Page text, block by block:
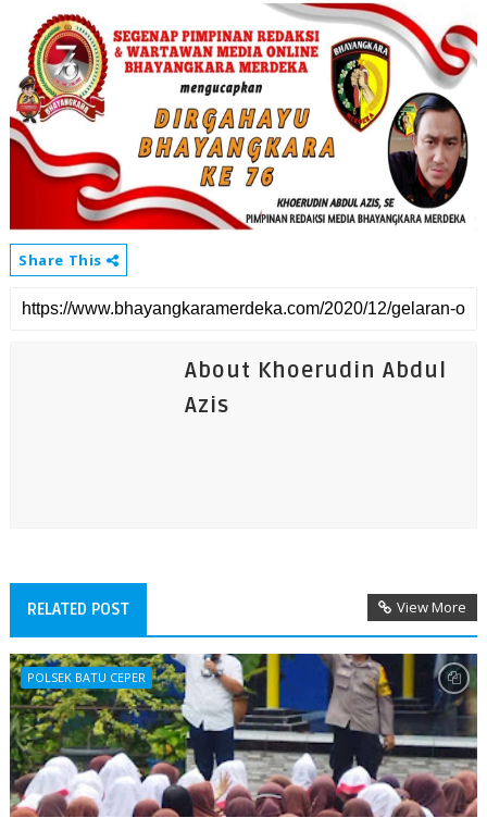
Share This
About Khoerudin Abdul
Azis
RELATED POST View More
POLSEK BATU CEPER